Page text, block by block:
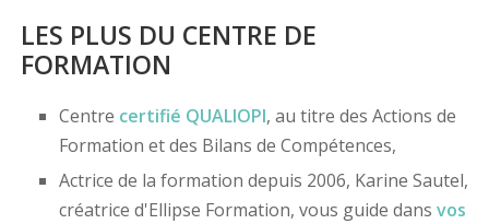
LES PLUS DU CENTRE DE
FORMATION
Centre certifié QUALIOPI, au titre des Actions de
Formation et des Bilans de Compétences,
Actrice de la formation depuis 2006, Karine Sautel,
créatrice d'Ellipse Formation, vous guide dans vos